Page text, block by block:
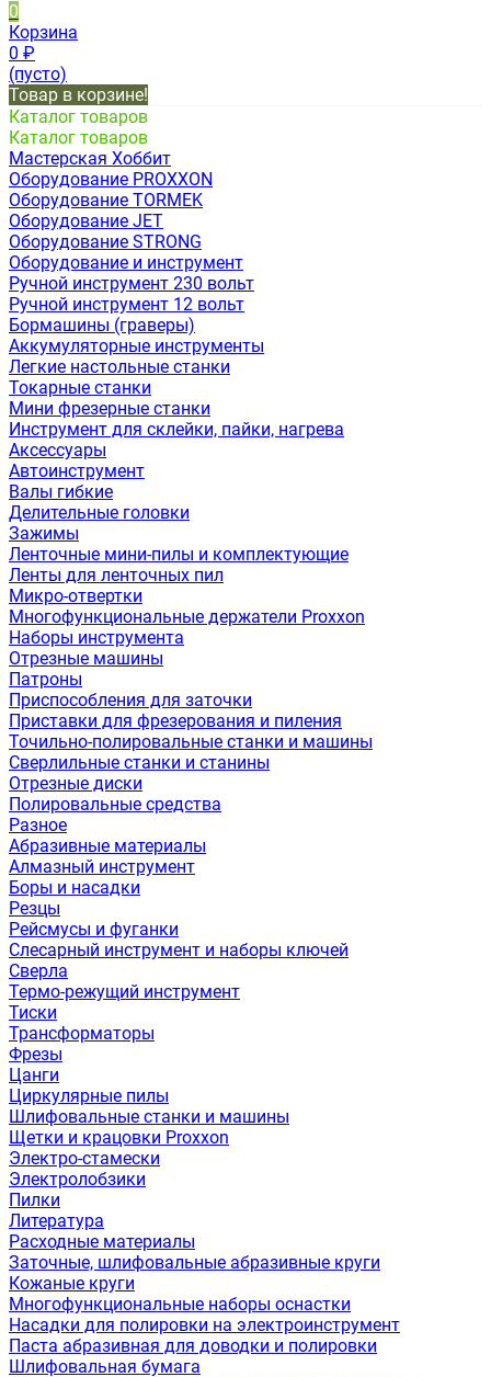
0
Корзина
0 ₽
(пусто)
Товар в корзине!
Каталог товаров
Каталог товаров
Мастерская Хоббит
Оборудование PROXXON
Оборудование TORMEK
Оборудование JET
Оборудование STRONG
Оборудование и инструмент
Ручной инструмент 230 вольт
Ручной инструмент 12 вольт
Бормашины (граверы)
Аккумуляторные инструменты
Легкие настольные станки
Токарные станки
Мини фрезерные станки
Инструмент для склейки, пайки, нагрева
Аксессуары
Автоинструмент
Валы гибкие
Делительные головки
Зажимы
Ленточные мини-пилы и комплектующие
Ленты для ленточных пил
Микро-отвертки
Многофункциональные держатели Proxxon
Наборы инструмента
Отрезные машины
Патроны
Приспособления для заточки
Приставки для фрезерования и пиления
Точильно-полировальные станки и машины
Сверлильные станки и станины
Отрезные диски
Полировальные средства
Разное
Абразивные материалы
Алмазный инструмент
Боры и насадки
Резцы
Рейсмусы и фуганки
Слесарный инструмент и наборы ключей
Сверла
Термо-режущий инструмент
Тиски
Трансформаторы
Фрезы
Цанги
Циркулярные пилы
Шлифовальные станки и машины
Щетки и крацовки Proxxon
Электро-стамески
Электролобзики
Пилки
Литература
Расходные материалы
Заточные, шлифовальные абразивные круги
Кожаные круги
Многофункциональные наборы оснастки
Насадки для полировки на электроинструмент
Паста абразивная для доводки и полировки
Шлифовальная бумага